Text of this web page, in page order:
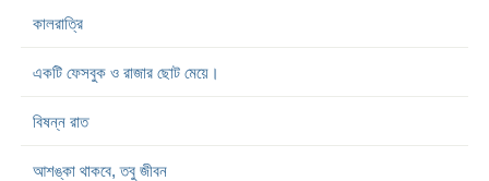
কালরাত্রি
একটি ফেসবুক ও রাজার ছোট মেয়ে।
বিষন্ন রাত
আশঙ্কা থাকবে, তবু জীবন